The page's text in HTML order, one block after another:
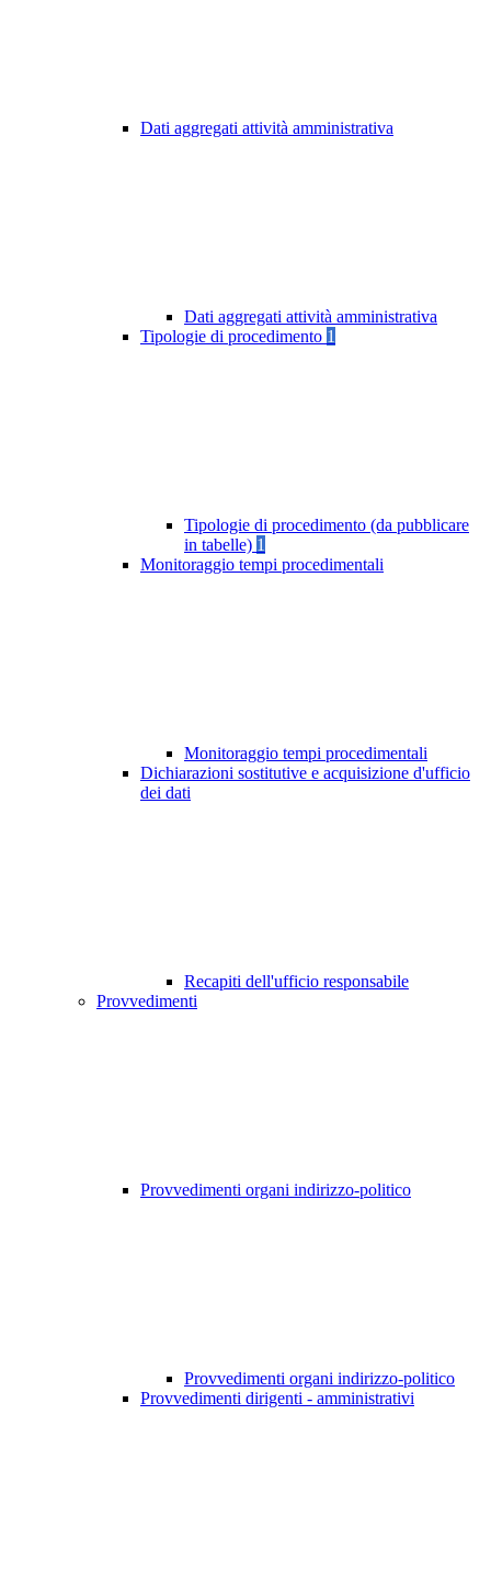
Dati aggregati attività amministrativa
Dati aggregati attività amministrativa
Tipologie di procedimento 1
Tipologie di procedimento (da pubblicare
in tabelle) 1
Monitoraggio tempi procedimentali
Monitoraggio tempi procedimentali
Dichiarazioni sostitutive e acquisizione d'ufficio
dei dati
Recapiti dell'ufficio responsabile
Provvedimenti
Provvedimenti organi indirizzo-politico
Provvedimenti organi indirizzo-politico
Provvedimenti dirigenti - amministrativi